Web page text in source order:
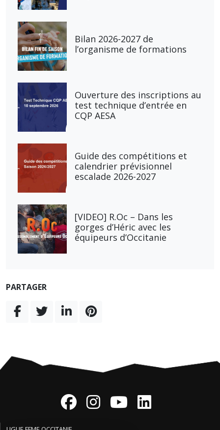
Bilan 2026-2027 de
l’organisme de formations
Ouverture des inscriptions au
test technique d’entrée en
CQP AESA
Guide des compétitions et
calendrier prévisionnel
escalade 2026-2027
[VIDEO] R.Oc – Dans les
gorges d’Héric avec les
équipeurs d’Occitanie
PARTAGER